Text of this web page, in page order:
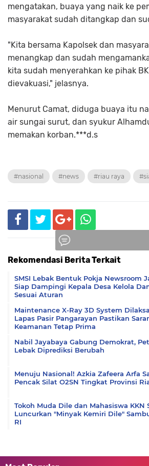
mengatakan, buaya yang naik ke
masyarakat sudah ditangkap dan
"Kita bersama Kapolsek dan
menangkap dan sudah
kita sudah menyerahkan ke pihak
dievakuasi," jelasnya.
Menurut Camat, diduga buaya itu
air sungai surut, dan syukur
memakan korban.***d.s
#nasional #news #riau raya
Rekomendasi Berita Terkait
SMSI Lebak Bentuk Pokja Newsroom
Siap Dampingi Kepala Desa Kelola
Sesuai Aturan
Maintenance X-Ray 3D System
Lapas Pasir Pangarayan Pastikan
Keamanan Tetap Prima
Nabil Jayabaya Gabung Demokrat,
Lebak Diprediksi Berubah
Menuju Nasional! Azkia Zafeera Arfa
Pencak Silat O2SN Tingkat Provinsi
Tokoh Muda Dile dan Mahasiswa KKN
Luncurkan "Minyak Kemiri Dile"
RI